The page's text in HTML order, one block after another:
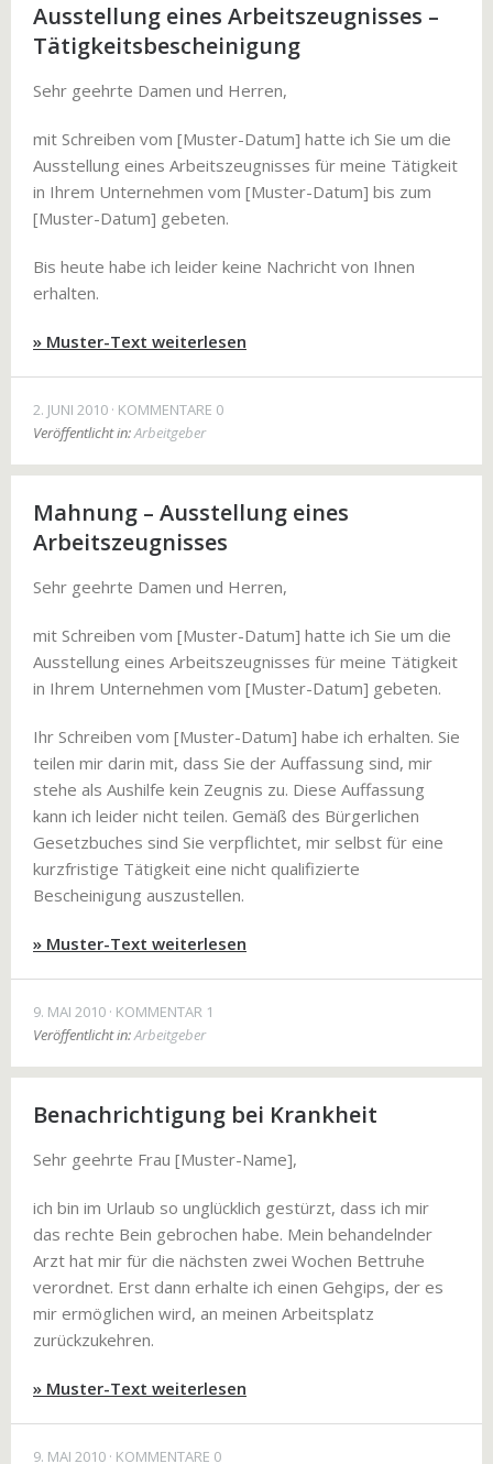
Ausstellung eines Arbeitszeugnisses –
Tätigkeitsbescheinigung
Sehr geehrte Damen und Herren,
mit Schreiben vom [Muster-Datum] hatte ich Sie um die
Ausstellung eines Arbeitszeugnisses für meine Tätigkeit
in Ihrem Unternehmen vom [Muster-Datum] bis zum
[Muster-Datum] gebeten.
Bis heute habe ich leider keine Nachricht von Ihnen
erhalten.
» Muster-Text weiterlesen
2. JUNI 2010 KOMMENTARE 0
Veröffentlicht in:Arbeitgeber
Mahnung – Ausstellung eines
Arbeitszeugnisses
Sehr geehrte Damen und Herren,
mit Schreiben vom [Muster-Datum] hatte ich Sie um die
Ausstellung eines Arbeitszeugnisses für meine Tätigkeit
in Ihrem Unternehmen vom [Muster-Datum] gebeten.
Ihr Schreiben vom [Muster-Datum] habe ich erhalten. Sie
teilen mir darin mit, dass Sie der Auffassung sind, mir
stehe als Aushilfe kein Zeugnis zu. Diese Auffassung
kann ich leider nicht teilen. Gemäß des Bürgerlichen
Gesetzbuches sind Sie verpflichtet, mir selbst für eine
kurzfristige Tätigkeit eine nicht qualifizierte
Bescheinigung auszustellen.
» Muster-Text weiterlesen
9. MAI 2010 KOMMENTAR 1
Veröffentlicht in:Arbeitgeber
Benachrichtigung bei Krankheit
Sehr geehrte Frau [Muster-Name],
ich bin im Urlaub so unglücklich gestürzt, dass ich mir
das rechte Bein gebrochen habe. Mein behandelnder
Arzt hat mir für die nächsten zwei Wochen Bettruhe
verordnet. Erst dann erhalte ich einen Gehgips, der es
mir ermöglichen wird, an meinen Arbeitsplatz
zurückzukehren.
» Muster-Text weiterlesen
9. MAI 2010 KOMMENTARE 0